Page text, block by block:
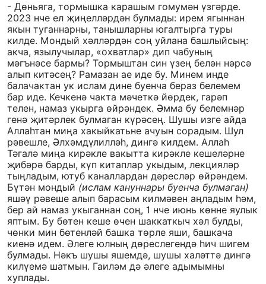
- Дөньяга, тормышка карашым гомумән үзгәрде.
2023 нче ел җиңелләрдән булмады: ирем ягыннан
якын туганнарны, танышларны югалтырга туры
килде. Мондый хәлләрдән соң уйлана башлыйсың:
акча, язылучылар, «охватлар» дип чабуның
мәгънәсе бармы? Тормыштан син үзең белән нәрсә
алып китәсең? Рамазан ае иде бу. Минем инде
балачактан ук ислам дине буенча бераз белемем
бар иде. Кечкенә чакта мәчеткә йөрдек, гарәп
телен, намаз укырга өйрәндек. Әмма бу белемнәр
генә җитәрлек булмаган күрәсең. Шушы изге айда
Аллаһтан миңа хакыйкатьне ачуын сорадым. Шул
рәвешле, Әлхәмдүлилләһ, дингә килдем. Аллаһ
Тәгалә миңа кирәкле вакытта кирәкле кешеләрне
җибәрә барды, күп китаплар укыдым, лекцияләр
тыңладым, ютуб каналлардан дәресләр өйрәндем.
Бүтән мондый (ислам кануннары буенча булмаган)
яшәү рәвеше алып барасым килмәвен аңладым һәм,
бер ай намаз укыганнан соң, 1 нче июнь көнне яулык
яптым. Бу бөтен кеше өчен шаккаткыч хәл булды,
чөнки мин бөтенләй башка төрле яши, башкача
киенә идем. Әлеге юлның дөреслегендә һич шигем
булмады. Нәкъ шушы яшемдә, шушы халәттә дингә
килүемә шатмын. Гаиләм дә әлеге адымымны
хуплады.